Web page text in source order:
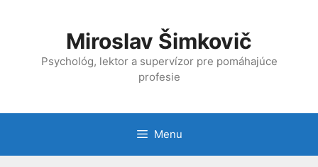
Miroslav Šimkovič
Psychológ, lektor a supervízor pre pomáhajúce
profesie
Menu